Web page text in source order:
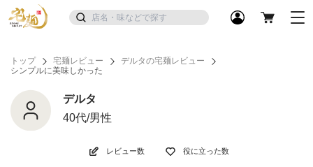
トップ 宅麺レビュー
デルタの宅麺レビュー
シンプルに美味しかった
デルタ
40代/男性
レビュー数 役に立った数